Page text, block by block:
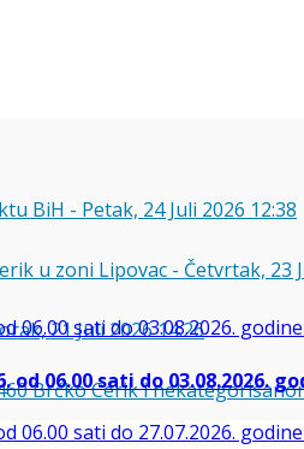
BiH - Petak, 24 Juli 2026 12:38
u zoni Lipovac - Četvrtak, 23
21 Juli 2026 14:26
Brčko Cerik i
06.00 sati do 03.08.2026.